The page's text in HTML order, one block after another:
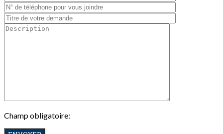
Champ obligatoire: